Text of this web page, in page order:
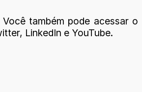
também pode acessar o
LinkedIn e YouTube.